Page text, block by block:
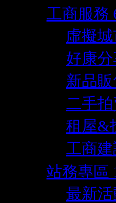
工商服務
虛擬
好康
新品販
二手
租屋&
工商
站務專區
最新活